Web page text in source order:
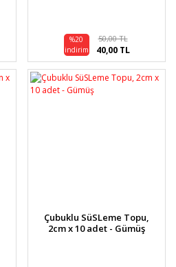
%20
indirim
50,00 TL
40,00 TL
Çubuklu SüSLeme Topu,
2cm x 10 adet - Gümüş